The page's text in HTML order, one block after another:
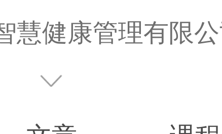
健康管理有限公司